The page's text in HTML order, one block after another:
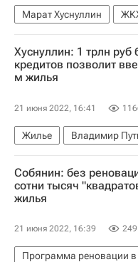
Марат Хуснуллин
Ремонт
Хуснуллин: 1 трлн
кредитов позволит
м жилья
21 июня 2022, 16:41
Жилье
Владимир
Россия
Собянин: без
сотни тысяч
жилья
21 июня 2022, 16:39 249
Программа реновации